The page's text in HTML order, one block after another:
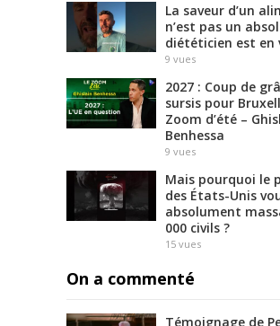
La saveur d’un
n’est pas un
diététicien est en
9 vues
2027 : Coup de
sursis pour
Zoom d’été –
Benhessa
9 vues
Mais pourquoi le
des États-Unis
absolument
000 civils ?
15 vues
On a commenté
Témoignage de